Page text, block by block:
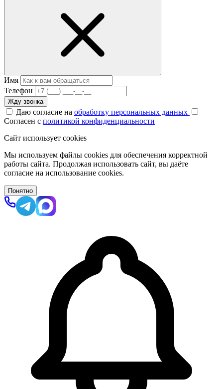
Имя
Телефон
Жду звонка
Даю согласие на обработку персональных данных
Согласен с политикой конфиденциальности
Сайт использует cookies
Мы используем файлы cookies для обеспечения корректной
работы сайта. Продолжая использовать сайт, вы даёте
согласие на использование cookies.
Понятно